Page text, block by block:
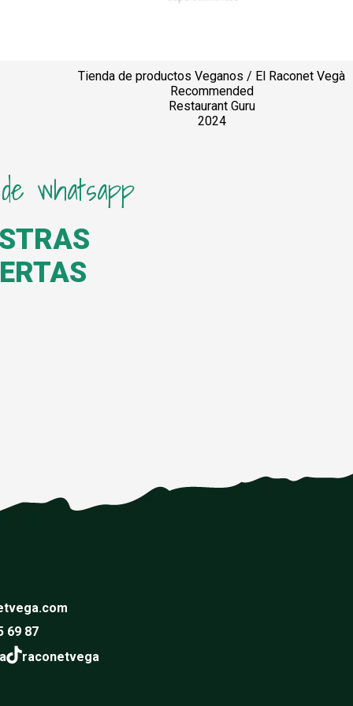
Tienda de productos Veganos / El Raconet Vegà
Recommended
Restaurant Guru
2024
whatsapp
69 87
raconetvega